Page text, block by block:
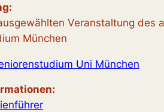
Veranstaltung des
München
Uni München
: